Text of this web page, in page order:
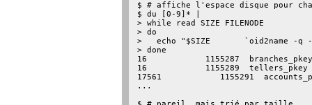
$ # affiche l'espace disque pour
$ du [0-9]* |
> while read SIZE FILENODE
> do
>   echo "$SIZE       `oid2name -q
> done
16            1155287  branches_pkey
16            1155289  tellers_pkey
17561            1155291
...